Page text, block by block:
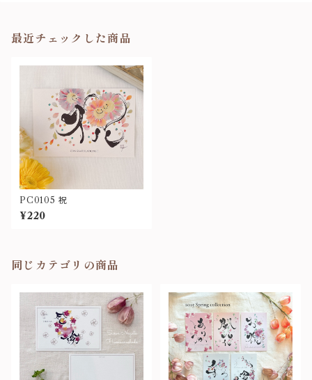
最近チェックした商品
PC0105 祝
¥220
同じカテゴリの商品